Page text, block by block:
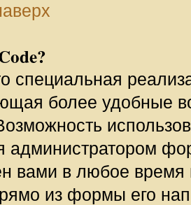
специальная
более удобные
администратором
вами в любое
из формы его